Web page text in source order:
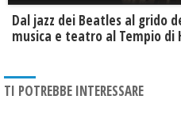
Dal jazz dei Beatles al grido
musica e teatro al Tempio di
TI POTREBBE INTERESSARE